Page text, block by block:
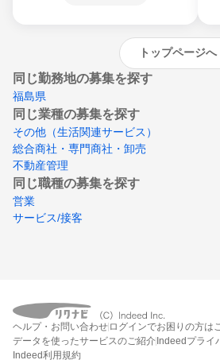
トップページへ
同じ勤務地の募集を探す
福島県
同じ業種の募集を探す
その他（生活関連サービス）
総合商社・専門商社・卸売
不動産管理
同じ職種の募集を探す
営業
サービス/接客
ヘルプ・お問い合わせ ログインでお困りの方は
データを使ったサービスのご紹介Indeedプライ
Indeed利用規約